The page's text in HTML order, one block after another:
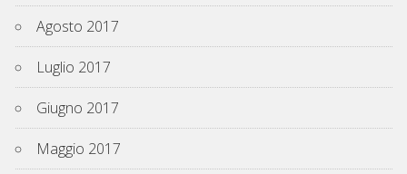
Agosto 2017
Luglio 2017
Giugno 2017
Maggio 2017